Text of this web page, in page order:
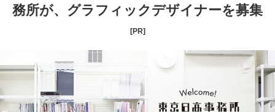
コラム
務所が、グラフィックデザイナーを募集
[PR]